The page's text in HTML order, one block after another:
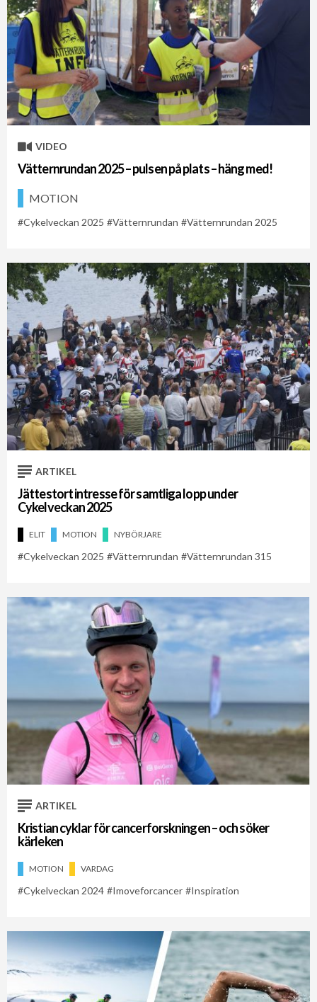
VIDEO
Vätternrundan 2025 – pulsen på plats – häng med!
MOTION
Cykelveckan 2025 Vätternrundan Vätternrundan 2025
ARTIKEL
Jättestort intresse för samtliga lopp under
Cykelveckan 2025
ELIT MOTION NYBÖRJARE
Cykelveckan 2025 Vätternrundan Vätternrundan 315
ARTIKEL
Kristian cyklar för cancerforskningen – och söker
kärleken
MOTION VARDAG
Cykelveckan 2024 Imoveforcancer Inspiration